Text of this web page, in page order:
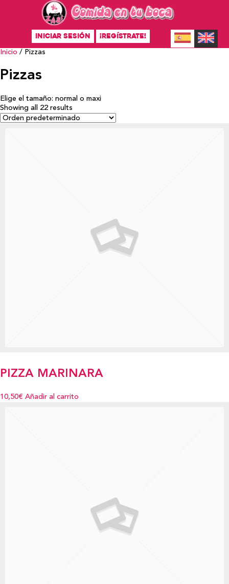
INICIAR SESIÓN ¡REGÍSTRATE!
Inicio / Pizzas
Pizzas
Elige el tamaño: normal o maxi
Showing all 22 results
PIZZA MARINARA
10,50€ Añadir al carrito